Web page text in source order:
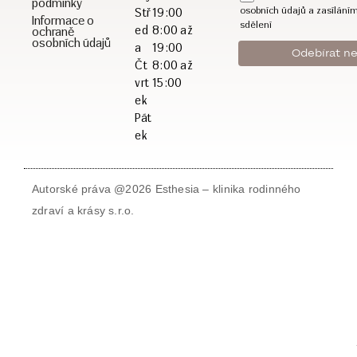
Informace o
ochraně
osobních údajů
Stř
ed
a
Čt
vrt
ek
Pát
ek
19:00
8:00 až
19:00
8:00 až
15:00
osobních údajů a
sdělení
Autorské práva @2026 Esthesia – klinika rodinného
zdraví a krásy s.r.o.